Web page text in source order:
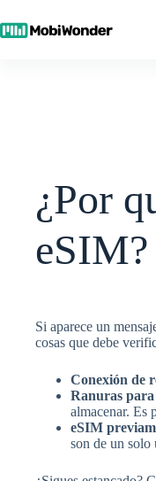
to
content
¿Por
eSIM?
Si aparece un
cosas que debe
Conexión de
Ranuras
almacenar. Es
eSIM
son de un solo